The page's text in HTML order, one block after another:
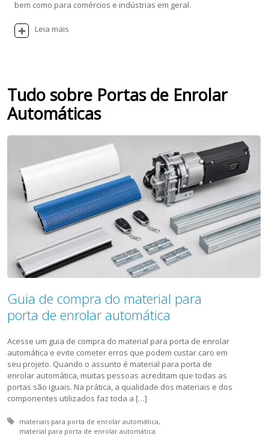
bem como para comércios e indústrias em geral.
Leia mais
Tudo sobre Portas de Enrolar
Automáticas
Guia de compra do material para
porta de enrolar automática
Acesse um guia de compra do material para porta de enrolar
automática e evite cometer erros que podem custar caro em
seu projeto. Quando o assunto é material para porta de
enrolar automática, muitas pessoas acreditam que todas as
portas são iguais. Na prática, a qualidade dos materiais e dos
componentes utilizados faz toda a […]
Tagged with:
materiais para porta de enrolar automática
material para porta de enrolar automática